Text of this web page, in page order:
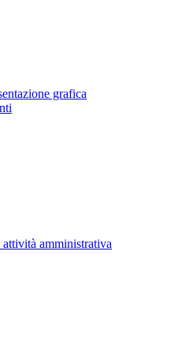
grafica
amministrativa